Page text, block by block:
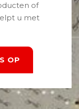
of
u met
OP